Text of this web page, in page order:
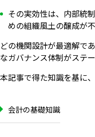
その実効性は、内部統
めの組織風土の醸成が不
どの機関設計が最適解で
なガバナンス体制がステ
本記事で得た知識を基に
会計の基礎知識